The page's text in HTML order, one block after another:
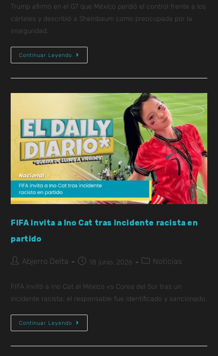
Trump afirmó en el G7 que México perdió el control frente a los
cárteles y describió a Sheinbaum como preocupada por la
inseguridad.
Continuar Leyendo
FIFA invita a Ino Cat tras incidente racista en
partido
Abjerro Delta 18 junio, 2026 Noticias
FIFA invitó a Ino Cat al México vs Corea del Sur tras un
incidente racista; el responsable fue identificado y sancionado.
Continuar Leyendo